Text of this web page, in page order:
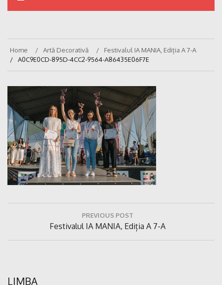
Home Artă Decorativă
Festivalul IA MANIA, Ediția A 7-A
A0C9E0CD-895D-4CC2-9564-A86435E06F7E
PREVIOUS POST
Previous
Post:
Festivalul IA MANIA, Ediția A 7-A
LIMBA